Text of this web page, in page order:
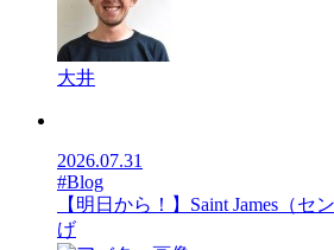
大井
2026.07.31
#Blog
【明日から！】Saint James（セ
げ